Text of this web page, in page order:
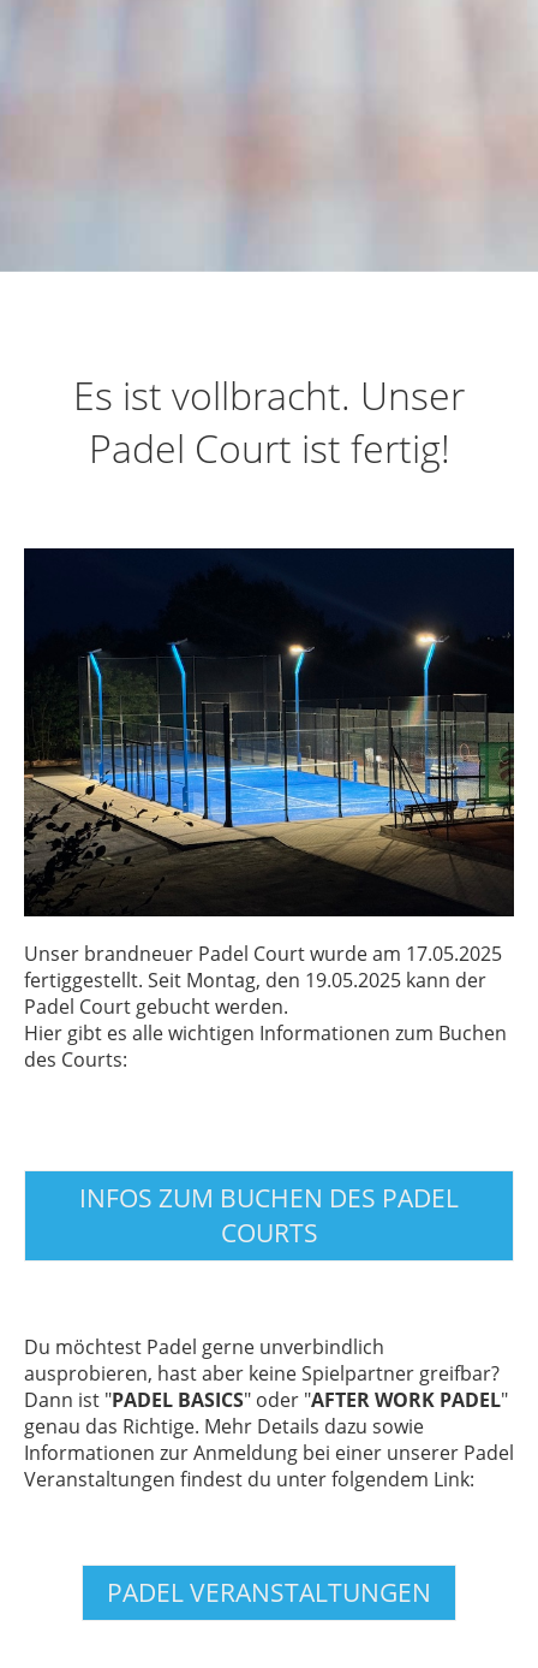
Es ist vollbracht. Unser
Padel Court ist fertig!
Unser brandneuer Padel Court wurde am 17.05.2025
fertiggestellt. Seit Montag, den 19.05.2025 kann der
Padel Court gebucht werden.
Hier gibt es alle wichtigen Informationen zum Buchen
des Courts:
INFOS ZUM BUCHEN DES PADEL
COURTS
Du möchtest Padel gerne unverbindlich
ausprobieren, hast aber keine Spielpartner greifbar?
Dann ist "PADEL BASICS" oder "AFTER WORK PADEL"
genau das Richtige. Mehr Details dazu sowie
Informationen zur Anmeldung bei einer unserer Padel
Veranstaltungen findest du unter folgendem Link:
PADEL VERANSTALTUNGEN